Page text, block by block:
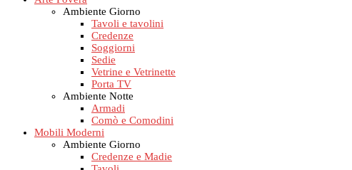
Ambiente Giorno
Tavoli e tavolini
Credenze
Soggiorni
Sedie
Vetrine e Vetrinette
Porta TV
Ambiente Notte
Armadi
Comò e Comodini
Mobili Moderni
Ambiente Giorno
Credenze e Madie